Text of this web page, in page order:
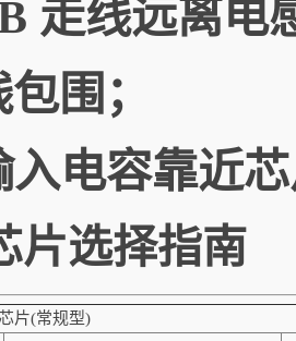
走线远离电
围；
入电容靠近
芯片
片(常规型)